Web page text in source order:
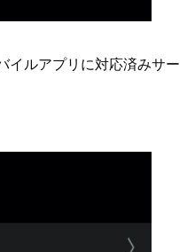
イルアプリに対応済みサー